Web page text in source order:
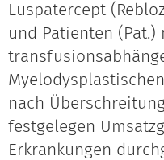
Luspatercept
und Patienten (Pat.)
nach
festgelegen
Erkrankungen